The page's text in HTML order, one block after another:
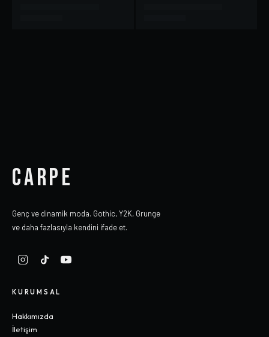
CARPE
Genç ve dinamik moda. Gothic, Y2K, Grunge
ve daha fazlasıyla kendini ifade et.
KURUMSAL
Hakkımızda
İletişim